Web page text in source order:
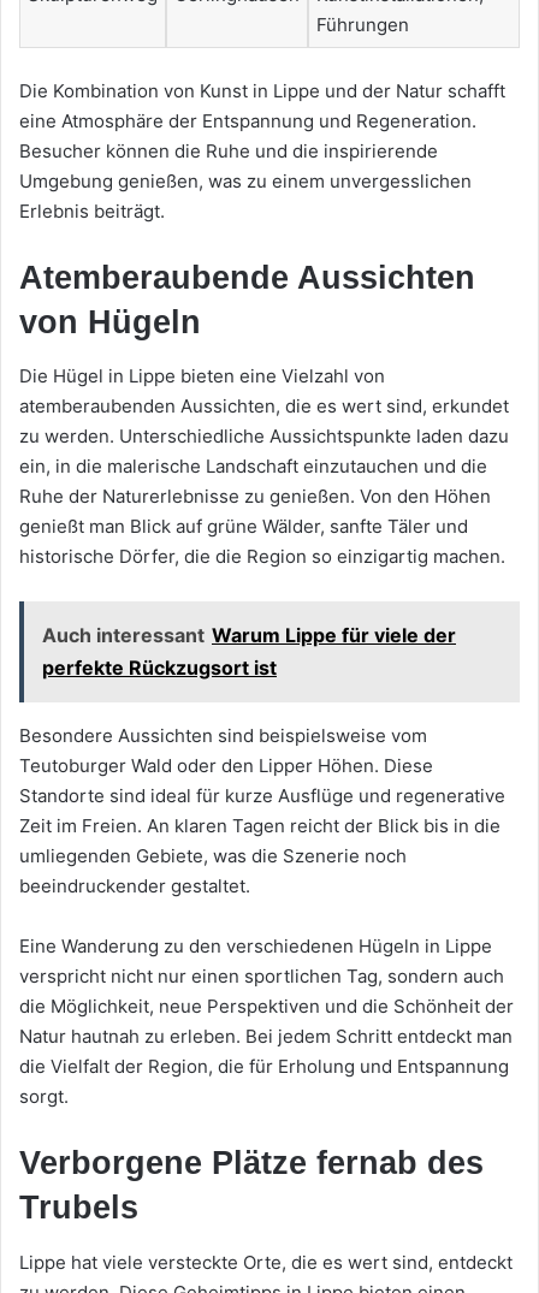
Führungen
Die Kombination von Kunst in Lippe und der Natur schafft
eine Atmosphäre der Entspannung und Regeneration.
Besucher können die Ruhe und die inspirierende
Umgebung genießen, was zu einem unvergesslichen
Erlebnis beiträgt.
Atemberaubende Aussichten
von Hügeln
Die Hügel in Lippe bieten eine Vielzahl von
atemberaubenden Aussichten, die es wert sind, erkundet
zu werden. Unterschiedliche Aussichtspunkte laden dazu
ein, in die malerische Landschaft einzutauchen und die
Ruhe der Naturerlebnisse zu genießen. Von den Höhen
genießt man Blick auf grüne Wälder, sanfte Täler und
historische Dörfer, die die Region so einzigartig machen.
Auch interessant Warum Lippe für viele der
perfekte Rückzugsort ist
Besondere Aussichten sind beispielsweise vom
Teutoburger Wald oder den Lipper Höhen. Diese
Standorte sind ideal für kurze Ausflüge und regenerative
Zeit im Freien. An klaren Tagen reicht der Blick bis in die
umliegenden Gebiete, was die Szenerie noch
beeindruckender gestaltet.
Eine Wanderung zu den verschiedenen Hügeln in Lippe
verspricht nicht nur einen sportlichen Tag, sondern auch
die Möglichkeit, neue Perspektiven und die Schönheit der
Natur hautnah zu erleben. Bei jedem Schritt entdeckt man
die Vielfalt der Region, die für Erholung und Entspannung
sorgt.
Verborgene Plätze fernab des
Trubels
Lippe hat viele versteckte Orte, die es wert sind, entdeckt